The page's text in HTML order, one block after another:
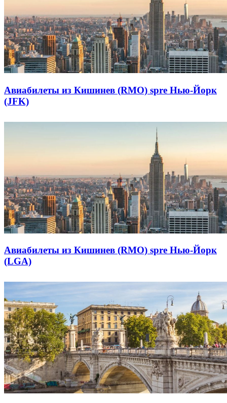
Авиабилеты из Кишинев (RMO) spre Нью-Йорк
(JFK)
Авиабилеты из Кишинев (RMO) spre Нью-Йорк
(LGA)